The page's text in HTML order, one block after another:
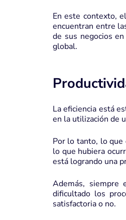
En este contexto,
encuentran entre
de sus negocios
global.
La eficiencia está
en la utilización de
Por lo tanto, lo que
lo que hubiera
está logrando una
Además, siempre
dificultado los
satisfactoria o no.